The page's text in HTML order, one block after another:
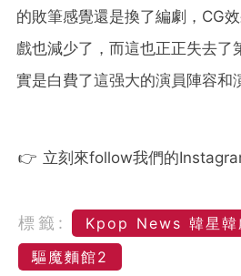
的敗筆感覺還是換了編劇，CG
戲也減少了，而這也正正失去了
實是白費了這强大的演員陣容和
👉 立刻來follow我們的
標籤:
Kpop News 韓星韓
驅魔麵館2